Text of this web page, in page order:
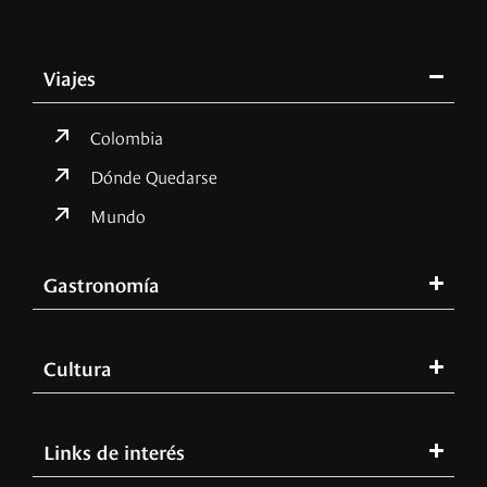
Viajes
Colombia
Dónde Quedarse
Mundo
Gastronomía
Cultura
Links de interés